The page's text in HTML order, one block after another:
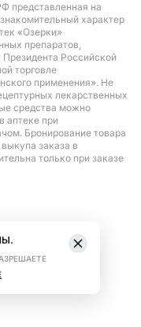
представленная на
характер
«Озерки»
препаратов,
Российской
торговле
применения». Не
лекарственных
средства можно
аптеке при
Бронирование товара
заказа в
только при заказе